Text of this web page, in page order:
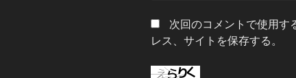
次回のコメントで使用す
レス、サイトを保存する。